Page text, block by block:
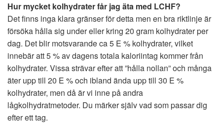
Hur mycket kolhydrater får jag äta med LCHF?
Det finns inga klara gränser för detta men en bra riktlinje är
försöka hålla sig under eller kring 20 gram kolhydrater per
dag. Det blir motsvarande ca 5 E % kolhydrater, vilket
innebär att 5 % av dagens totala kaloriintag kommer från
kolhydrater. Vissa strävar efter att ”hålla nollan” och många
äter upp till 20 E % och ibland ända upp till 30 E %
kolhydrater, men då är vi inne på andra
lågkolhydratmetoder. Du märker själv vad som passar dig
efter ett tag.